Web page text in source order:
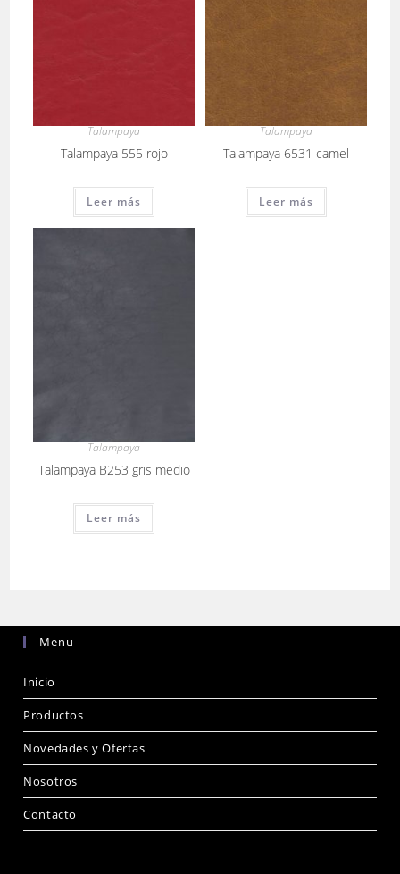
Talampaya
Talampaya 555 rojo
Leer más
Talampaya
Talampaya 6531 camel
Leer más
Talampaya
Talampaya B253 gris medio
Leer más
Menu
Inicio
Productos
Novedades y Ofertas
Nosotros
Contacto